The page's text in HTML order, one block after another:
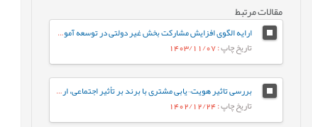
مقالات مرتبط
ارایه الگوی افزایش مشارکت بخش غیر دولتی در توسعه آموزش عالی با تاکید بر رشته تقاضامحور
تاریخ چاپ: 1403/11/07
بررسی تاثیر هویت¬یابی مشتری با برند بر تأثیر اجتماعی، ارزش‌های لذت¬جویانه تجربی و قصد خرید مجدد با تبیین نقش عوامل پیش¬آیندی
تاریخ چاپ: 1402/12/24